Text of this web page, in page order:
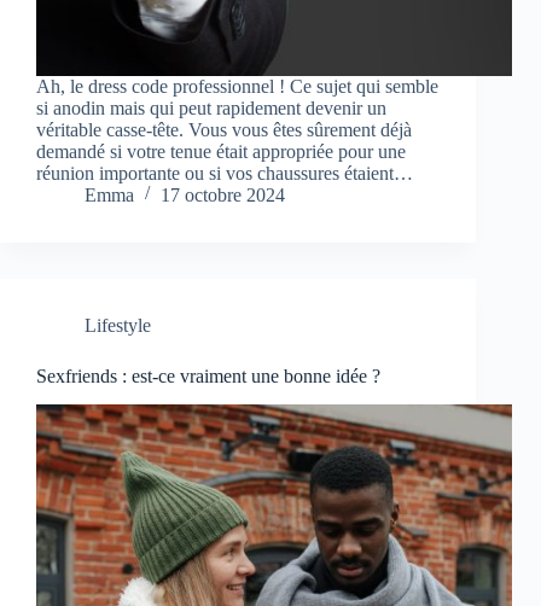
Ah, le dress code professionnel ! Ce sujet qui semble
si anodin mais qui peut rapidement devenir un
véritable casse-tête. Vous vous êtes sûrement déjà
demandé si votre tenue était appropriée pour une
réunion importante ou si vos chaussures étaient…
Emma
17 octobre 2024
Lifestyle
Sexfriends : est-ce vraiment une bonne idée ?